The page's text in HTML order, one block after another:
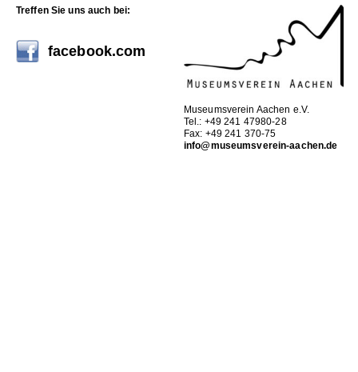
Treffen Sie uns auch bei:
facebook.com
Museumsverein Aachen e.V.
Tel.: +49 241 47980-28
Fax: +49 241 370-75
info@museumsverein-aachen.de